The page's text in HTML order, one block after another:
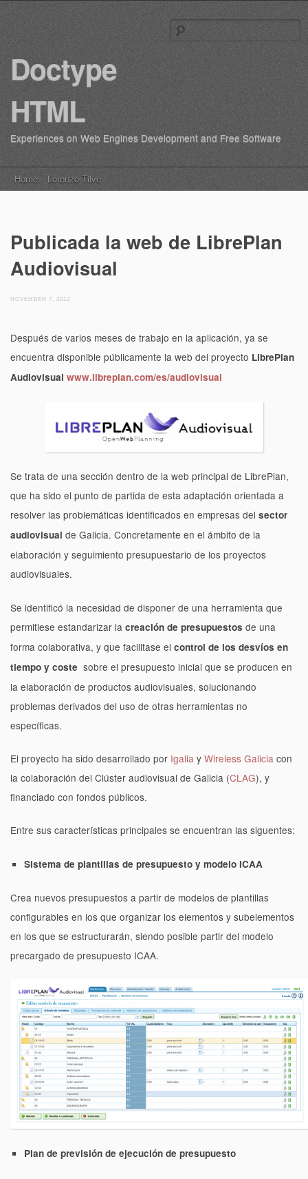
Doctype
HTML
Experiences on Web Engines Development and Free Software
Main menu
Skip
to
Home Lorenzo Tilve
Publicada la web de LibrePlan
Audiovisual
NOVEMBER 7, 2012
Después de varios meses de trabajo en la aplicación, ya se
encuentra disponible públicamente la web del proyecto LibrePlan
Audiovisual www.libreplan.com/es/audiovisual
Se trata de una sección dentro de la web principal de LibrePlan,
que ha sido el punto de partida de esta adaptación orientada a
resolver las problemáticas identificados en empresas del sector
audiovisual de Galicia. Concretamente en el ámbito de la
elaboración y seguimiento presupuestario de los proyectos
audiovisuales.
Se identificó la necesidad de disponer de una herramienta que
permitiese estandarizar la creación de presupuestos de una
forma colaborativa, y que facilitase el control de los desvíos en
tiempo y coste sobre el presupuesto inicial que se producen en
la elaboración de productos audiovisuales, solucionando
problemas derivados del uso de otras herramientas no
específicas.
El proyecto ha sido desarrollado por Igalia y Wireless Galicia con
la colaboración del Clúster audiovisual de Galicia (CLAG), y
financiado con fondos públicos.
Entre sus características principales se encuentran las siguentes:
Sistema de plantillas de presupuesto y modelo ICAA
Crea nuevos presupuestos a partir de modelos de plantillas
configurables en los que organizar los elementos y subelementos
en los que se estructurarán, siendo posible partir del modelo
precargado de presupuesto ICAA.
Plan de previsión de ejecución de presupuesto